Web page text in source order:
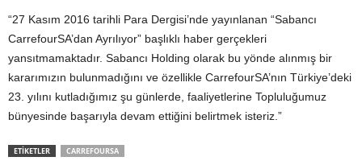
“27 Kasım 2016 tarihli Para Dergisi’nde yayınlanan “Sabancı
CarrefourSA’dan Ayrılıyor” başlıklı haber gerçekleri
yansıtmamaktadır. Sabancı Holding olarak bu yönde alınmış bir
kararımızın bulunmadığını ve özellikle CarrefourSA’nın Türkiye’deki
23. yılını kutladığımız şu günlerde, faaliyetlerine Topluluğumuz
bünyesinde başarıyla devam ettiğini belirtmek isteriz.”
ETİKETLER CARREFOURSA